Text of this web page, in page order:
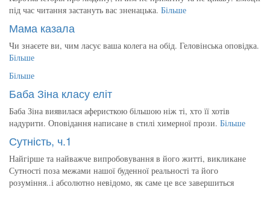
під час читання застануть вас зненацька. Більше
Мама казала
Чи знаєете ви, чим ласує ваша колега на обід. Геловінська оповідка.
Більше
Більше
Баба Зіна класу еліт
Баба Зіна виявилася аферисткою більшою ніж ті, хто її хотів
надурити. Оповідання написане в стилі химерної прози. Більше
Сутність, ч.1
Найгірше та найважче випробовування в його житті, викликане
Сутності поза межами нашої буденної реальності та його
розуміння..і абсолютно невідомо, як саме це все завершиться